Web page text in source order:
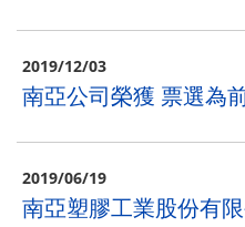
2019/12/03
南亞公司榮獲 票選為
2019/06/19
南亞塑膠工業股份有